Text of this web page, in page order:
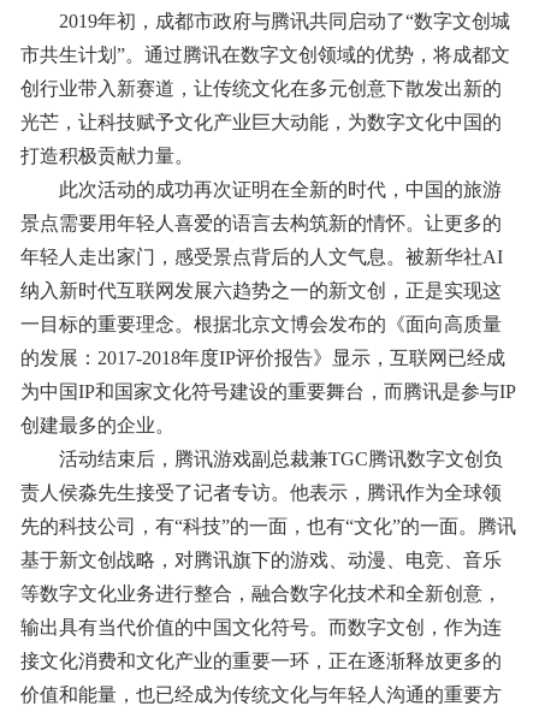
2019年初，成都市政府与腾讯共同启动了“数字文创城
市共生计划”。通过腾讯在数字文创领域的优势，将成都文
创行业带入新赛道，让传统文化在多元创意下散发出新的
光芒，让科技赋予文化产业巨大动能，为数字文化中国的
打造积极贡献力量。
此次活动的成功再次证明在全新的时代，中国的旅游
景点需要用年轻人喜爱的语言去构筑新的情怀。让更多的
年轻人走出家门，感受景点背后的人文气息。被新华社AI
纳入新时代互联网发展六趋势之一的新文创，正是实现这
一目标的重要理念。根据北京文博会发布的《面向高质量
的发展：2017-2018年度IP评价报告》显示，互联网已经成
为中国IP和国家文化符号建设的重要舞台，而腾讯是参与IP
创建最多的企业。
活动结束后，腾讯游戏副总裁兼TGC腾讯数字文创负
责人侯淼先生接受了记者专访。他表示，腾讯作为全球领
先的科技公司，有“科技”的一面，也有“文化”的一面。腾讯
基于新文创战略，对腾讯旗下的游戏、动漫、电竞、音乐
等数字文化业务进行整合，融合数字化技术和全新创意，
输出具有当代价值的中国文化符号。而数字文创，作为连
接文化消费和文化产业的重要一环，正在逐渐释放更多的
价值和能量，也已经成为传统文化与年轻人沟通的重要方